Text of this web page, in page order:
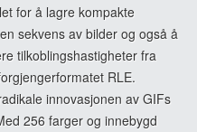
for å lagre kompakte
sekvens av bilder og også å
tilkoblingshastigheter fra
RLE.
innovasjonen av GIFs
256 farger og innebygd